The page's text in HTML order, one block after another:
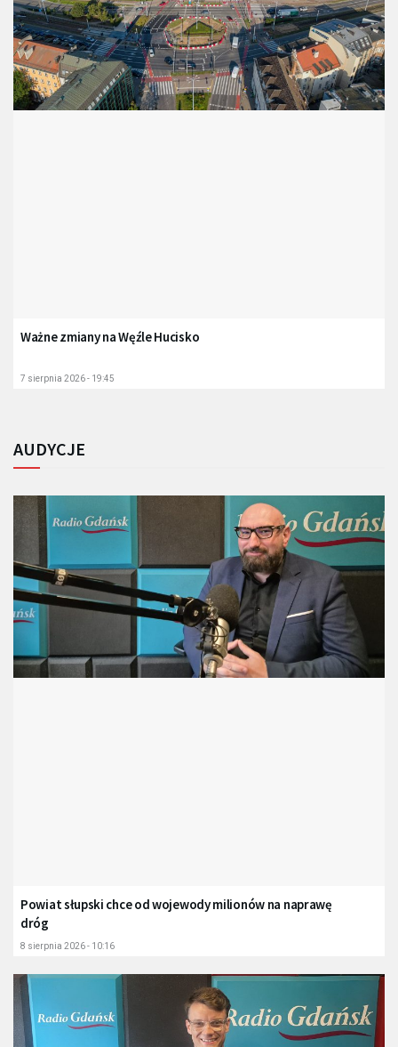
Ważne zmiany na Węźle Hucisko
7 sierpnia 2026 - 19:45
AUDYCJE
Powiat słupski chce od wojewody milionów na naprawę
dróg
8 sierpnia 2026 - 10:16